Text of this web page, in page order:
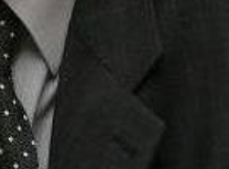
України